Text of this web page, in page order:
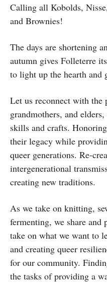
Calling all Kobolds,
and Brownies!
The days are shortening
autumn gives Folleterre
to light up the hearth and
Let us reconnect with the
grandmothers, and
skills and crafts.
their legacy while
queer generations. Re-
intergenerational
creating new traditions.
As we take on knitting,
fermenting, we share and
take on what we want to
and creating queer
for our community.
the tasks of providing a